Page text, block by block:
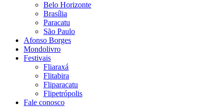
Belo Horizonte
Brasília
Paracatu
São Paulo
Afonso Borges
Mondolivro
Festivais
Fliaraxá
Flitabira
Fliparacatu
Flipetrópolis
Fale conosco